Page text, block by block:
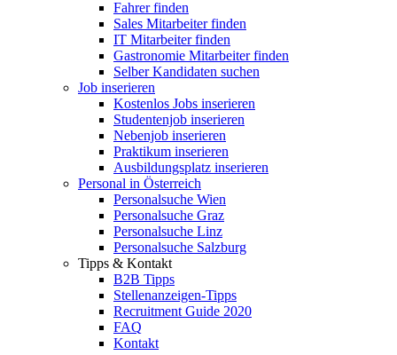
Fahrer finden
Sales Mitarbeiter finden
IT Mitarbeiter finden
Gastronomie Mitarbeiter finden
Selber Kandidaten suchen
Job inserieren
Kostenlos Jobs inserieren
Studentenjob inserieren
Nebenjob inserieren
Praktikum inserieren
Ausbildungsplatz inserieren
Personal in Österreich
Personalsuche Wien
Personalsuche Graz
Personalsuche Linz
Personalsuche Salzburg
Tipps & Kontakt
B2B Tipps
Stellenanzeigen-Tipps
Recruitment Guide 2020
FAQ
Kontakt